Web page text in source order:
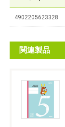
4902205623328
関連製品